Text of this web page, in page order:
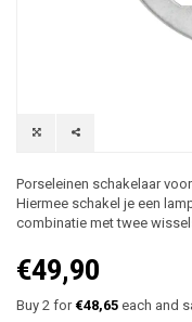
Porseleinen schakelaar
Hiermee schakel je een
combinatie met twee
€49,90
Buy 2 for €48,65 each and